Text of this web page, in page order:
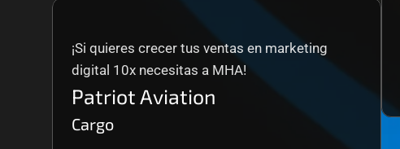
¡Si quieres crecer tus ventas en marketing
digital 10x necesitas a MHA!
Patriot Aviation
Cargo